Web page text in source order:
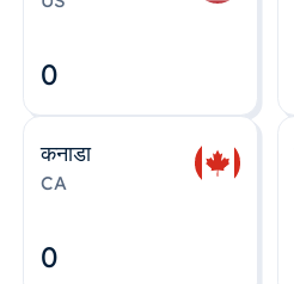
0
कनाडा
CA
0